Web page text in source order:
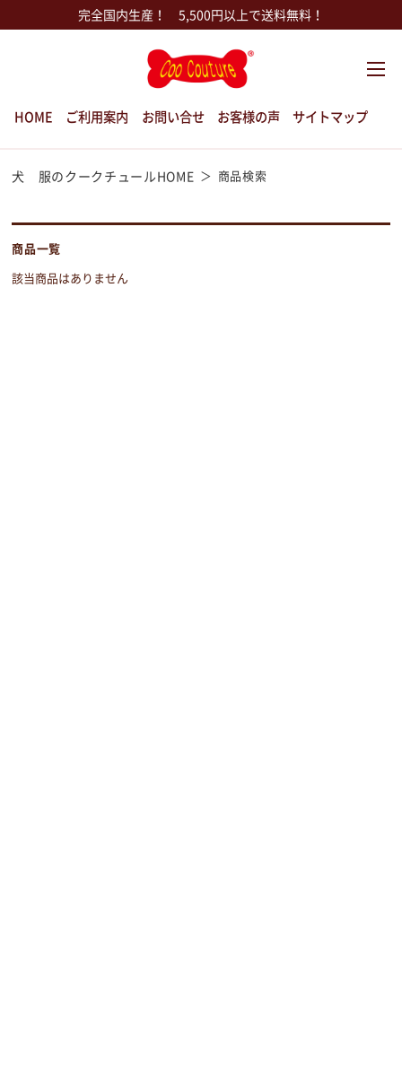
完全国内生産！ 5,500円以上で送料無料！
HOME ご利用案内 お問い合せ お客様の声 サイトマップ
犬 服のクークチュールHOME 商品検索
商品一覧
該当商品はありません